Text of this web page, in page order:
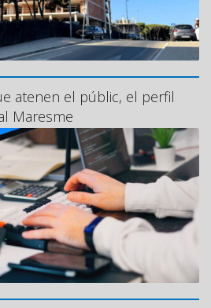
atenen el públic, el perfil
Maresme